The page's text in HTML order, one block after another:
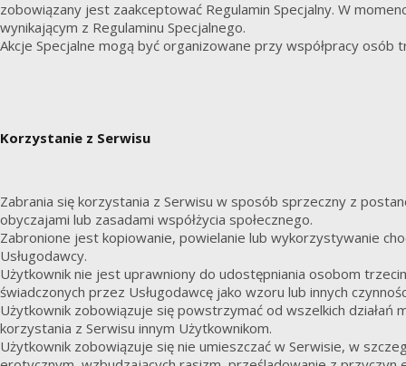
zobowiązany jest zaakceptować Regulamin Specjalny. W
wynikającym z Regulaminu Specjalnego.
Akcje Specjalne mogą być organizowane przy współpracy osób
Korzystanie z Serwisu
Zabrania się korzystania z Serwisu w sposób sprzeczny z
obyczajami lub zasadami współżycia społecznego.
Zabronione jest kopiowanie, powielanie lub wykorzystywanie
Usługodawcy.
Użytkownik nie jest uprawniony do udostępniania osobom
świadczonych przez Usługodawcę jako wzoru lub innych
Użytkownik zobowiązuje się powstrzymać od wszelkich działań
korzystania z Serwisu innym Użytkownikom.
Użytkownik zobowiązuje się nie umieszczać w Serwisie, w